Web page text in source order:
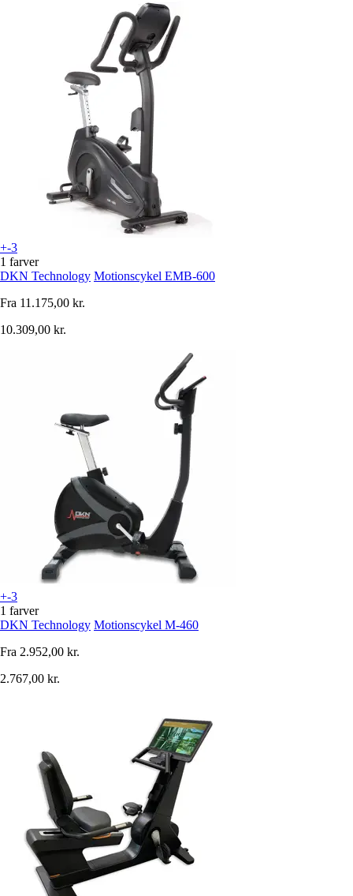
+-3
1 farver
DKN Technology Motionscykel EMB-600
Fra 11.175,00 kr.
10.309,00 kr.
+-3
1 farver
DKN Technology Motionscykel M-460
Fra 2.952,00 kr.
2.767,00 kr.